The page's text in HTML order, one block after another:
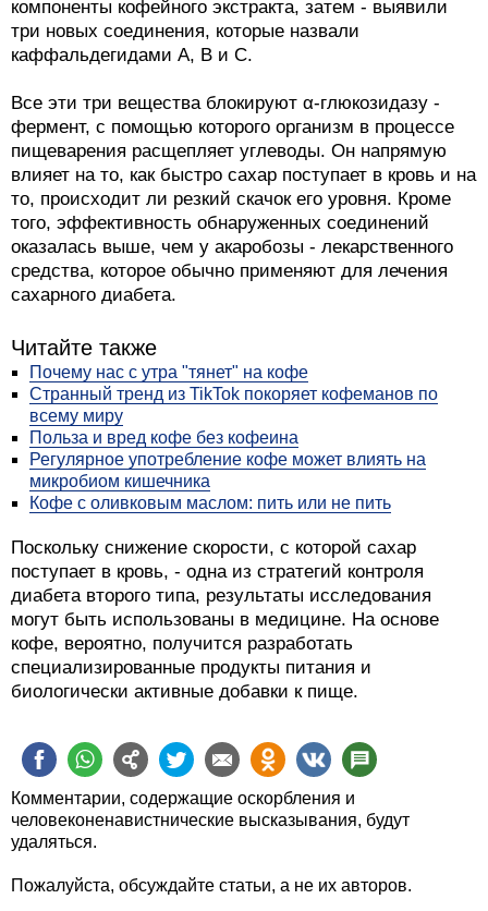
компоненты кофейного экстракта, затем - выявили
три новых соединения, которые назвали
каффальдегидами А, В и С.
Все эти три вещества блокируют α-глюкозидазу -
фермент, с помощью которого организм в процессе
пищеварения расщепляет углеводы. Он напрямую
влияет на то, как быстро сахар поступает в кровь и на
то, происходит ли резкий скачок его уровня. Кроме
того, эффективность обнаруженных соединений
оказалась выше, чем у акаробозы - лекарственного
средства, которое обычно применяют для лечения
сахарного диабета.
Читайте также
Почему нас с утра "тянет" на кофе
Странный тренд из TikTok покоряет кофеманов по
всему миру
Польза и вред кофе без кофеина
Регулярное употребление кофе может влиять на
микробиом кишечника
Кофе с оливковым маслом: пить или не пить
Поскольку снижение скорости, с которой сахар
поступает в кровь, - одна из стратегий контроля
диабета второго типа, результаты исследования
могут быть использованы в медицине. На основе
кофе, вероятно, получится разработать
специализированные продукты питания и
биологически активные добавки к пище.
Комментарии, содержащие оскорбления и
человеконенавистнические высказывания, будут
удаляться.
Пожалуйста, обсуждайте статьи, а не их авторов.